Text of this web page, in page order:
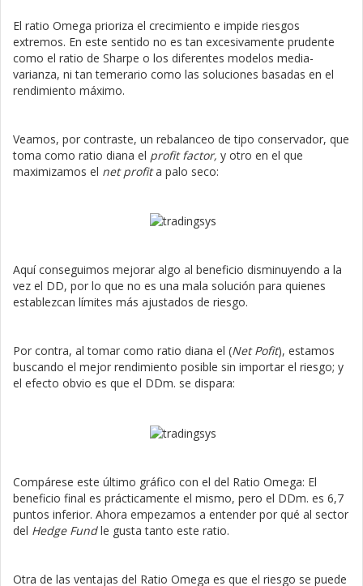
El ratio Omega prioriza el crecimiento e impide riesgos
extremos. En este sentido no es tan excesivamente prudente
como el ratio de Sharpe o los diferentes modelos media-
varianza, ni tan temerario como las soluciones basadas en el
rendimiento máximo.
Veamos, por contraste, un rebalanceo de tipo conservador, que
toma como ratio diana el profit factor, y otro en el que
maximizamos el net profita palo seco:
Aquí conseguimos mejorar algo al beneficio disminuyendo a la
vez el DD, por lo que no es una mala solución para quienes
establezcan límites más ajustados de riesgo.
Por contra, al tomar como ratio diana el (Net Pofit), estamos
buscando el mejor rendimiento posible sin importar el riesgo; y
el efecto obvio es que el DDm. se dispara:
Compárese este último gráfico con el del Ratio Omega: El
beneficio final es prácticamente el mismo, pero el DDm. es 6,7
puntos inferior. Ahora empezamos a entender por qué al sector
del Hedge Fundle gusta tanto este ratio.
Otra de las ventajas del Ratio Omega es que el riesgo se puede